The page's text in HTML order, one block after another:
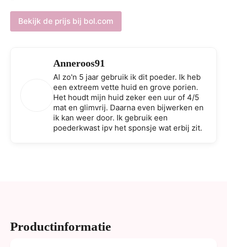
Bekijk de prijs bij bol.com
Anneroos91
Al zo'n 5 jaar gebruik ik dit poeder. Ik heb
een extreem vette huid en grove porien.
Het houdt mijn huid zeker een uur of 4/5
mat en glimvrij. Daarna even bijwerken en
ik kan weer door. Ik gebruik een
poederkwast ipv het sponsje wat erbij zit.
Productinformatie